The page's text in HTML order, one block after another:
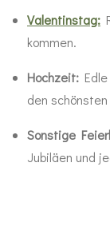
Valentinstag:
kommen.
Hochzeit:
den
Sonstige
Jubiläen und